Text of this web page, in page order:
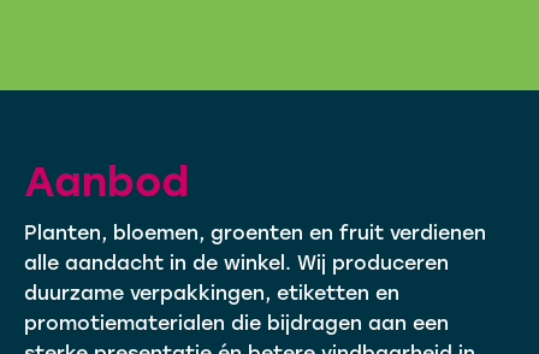
Aanbod
Planten, bloemen, groenten en fruit verdienen
alle aandacht in de winkel. Wij produceren
duurzame verpakkingen, etiketten en
promotiematerialen die bijdragen aan een